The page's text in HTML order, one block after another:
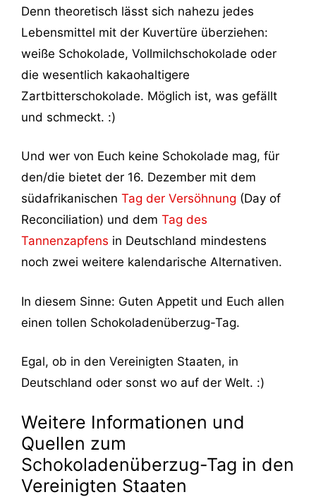
Denn theoretisch lässt sich nahezu jedes
Lebensmittel mit der Kuvertüre überziehen:
weiße Schokolade, Vollmilchschokolade oder
die wesentlich kakaohaltigere
Zartbitterschokolade. Möglich ist, was gefällt
und schmeckt. :)
Und wer von Euch keine Schokolade mag, für
den/die bietet der 16. Dezember mit dem
südafrikanischen Tag der Versöhnung (Day of
Reconciliation) und dem Tag des
Tannenzapfens in Deutschland mindestens
noch zwei weitere kalendarische Alternativen.
In diesem Sinne: Guten Appetit und Euch allen
einen tollen Schokoladenüberzug-Tag.
Egal, ob in den Vereinigten Staaten, in
Deutschland oder sonst wo auf der Welt. :)
Weitere Informationen und
Quellen zum
Schokoladenüberzug-Tag in den
Vereinigten Staaten